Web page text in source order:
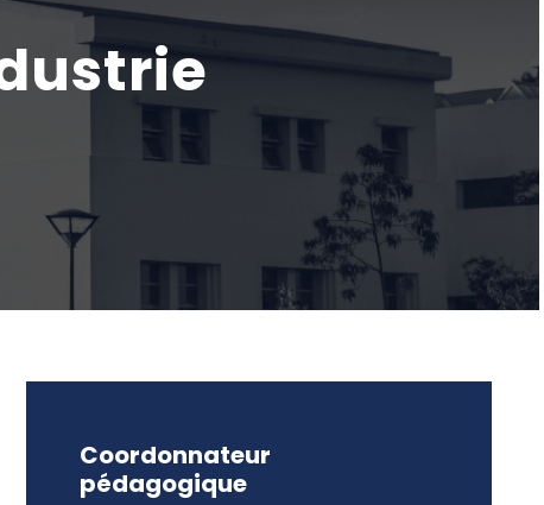
Coordonnateur
pédagogique